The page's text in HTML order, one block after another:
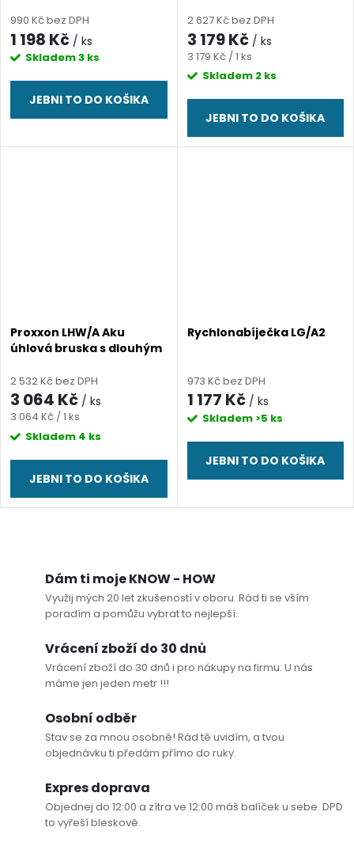
A/LHW-A
990 Kč bez DPH
1 198 Kč / ks
Skladem3 ks
JEBNI TO DO KOŠIKA
verze bez akumulátoru -
TĚLO
2 627 Kč bez DPH
3 179 Kč / ks
Měrná
cena:
3 179 Kč / 1 ks
Skladem 2 ks
JEBNI TO DO KOŠIKA
Proxxon LHW/A Aku
úhlová bruska s dlouhým
akumulátoru - TĚLO
2 532 Kč bez DPH
3 064 Kč / ks
Měrná
cena:
3 064 Kč / 1 ks
Skladem 4 ks
JEBNI TO DO KOŠIKA
Rychlonabíječka LG/A2
973 Kč bez DPH
1 177 Kč / ks
Skladem >5 ks
JEBNI TO DO KOŠIKA
Dám ti moje KNOW - HOW
Využij mých 20 let zkušeností v oboru. Rád ti se vším
poradím a pomůžu vybrat to nejlepší.
Vrácení zboží do 30 dnů
Vrácení zboží do 30 dnů i pro nákupy na firmu. U nás
máme jen jeden metr !!!
Osobní odběr
Stav se za mnou osobně! Rád tě uvidím, a tvou
objednávku ti předám přímo do ruky.
Expres doprava
Objednej do 12:00 a zítra ve 12:00 máš balíček u sebe. DPD
to vyřeší bleskově.